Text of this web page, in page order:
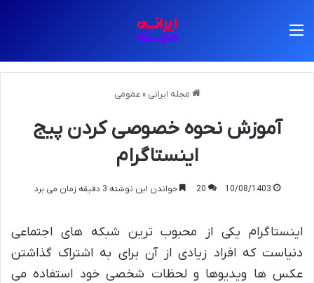
مجله ایرانی » عمومی
آموزش نحوه خصوصی کردن پیج
اینستاگرام
10/08/1403
20 خواندن این نوشته 3 دقیقه زمان می برد
اینستاگرام یکی از محبوب ترین شبکه های اجتماعی
دنیاست که افراد زیادی از آن برای به اشتراک گذاشتن
عکس ها ویدیوها و لحظات شخصی خود استفاده می